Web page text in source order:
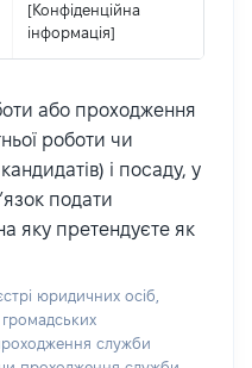
[Конфіденційна
інформація]
або проходження
роботи чи
і посаду, у
подати
яку претендуєте як
юридичних осіб,
громадських
служби